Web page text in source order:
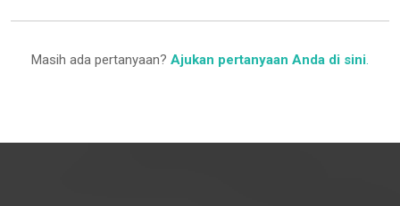
Masih ada pertanyaan? Ajukan pertanyaan Anda di sini.